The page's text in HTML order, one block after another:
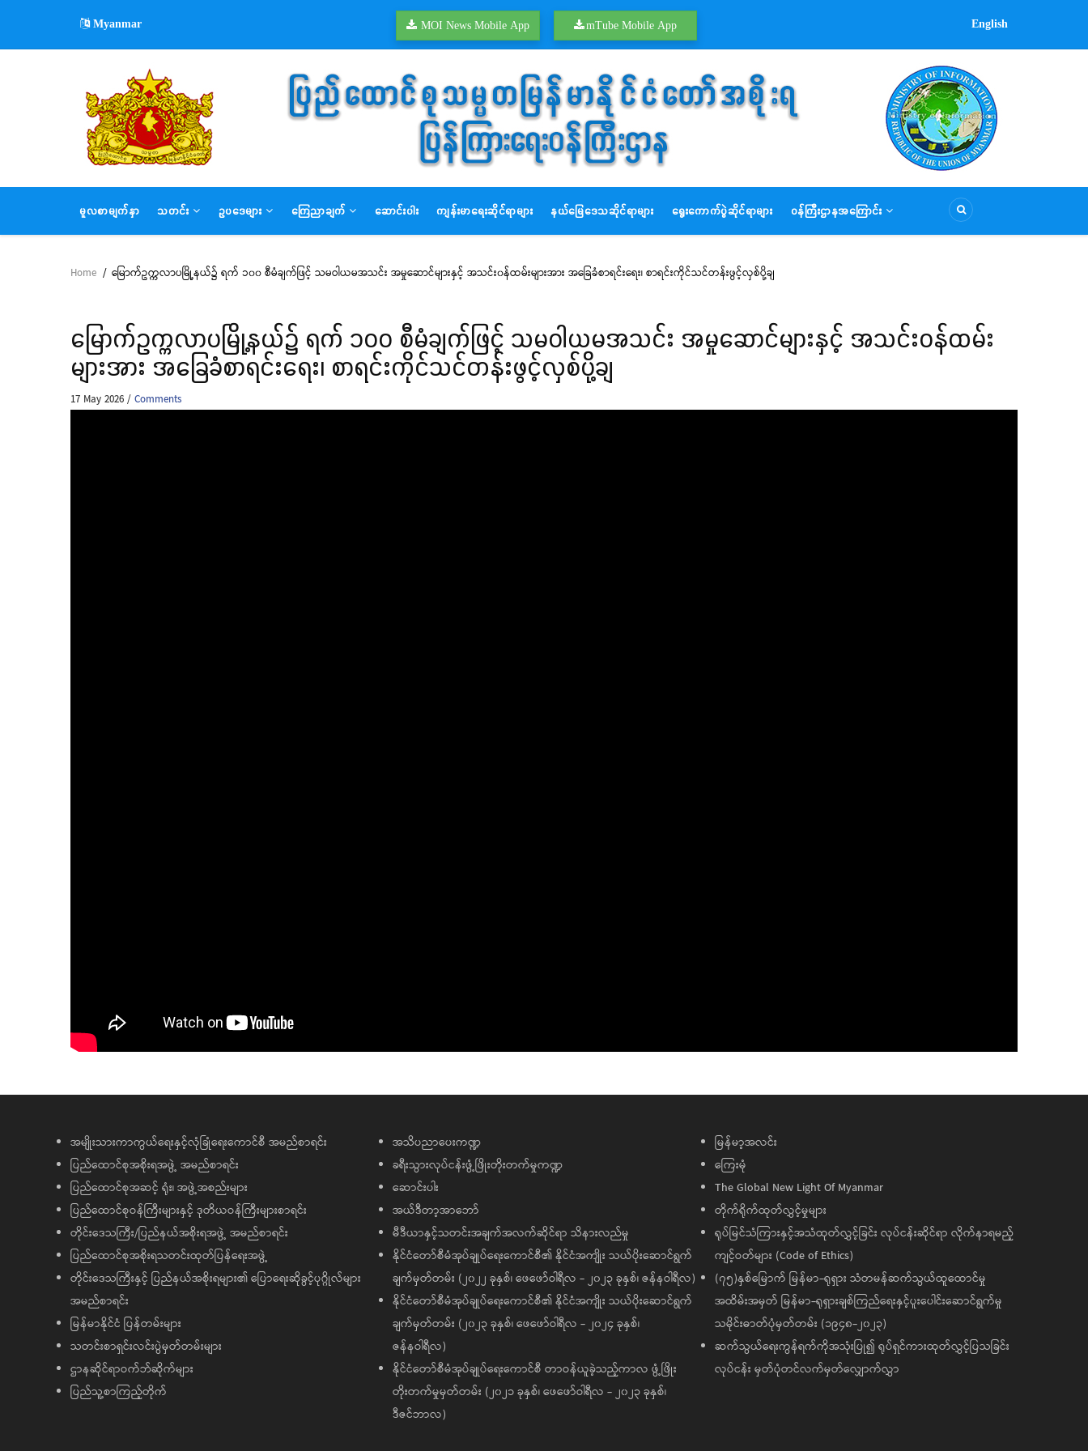
main
Myanmar MOI News Mobile App mTube Mobile App English
MAIN
NAVIGATION
မူလစာမျက်နှာ သတင်း ဥပဒေများ ကြေညာချက် ဆောင်းပါး ကျန်းမာရေးဆိုင်ရာများ နယ်မြေဒေသဆိုင်ရာများ ရွေးကောက်ပွဲဆိုင်ရာများ ဝန်ကြီးဌာနအကြောင်း
Breadcrumb
Home / မြောက်ဥက္ကလာပမြို့နယ်၌ ရက် ၁၀၀ စီမံချက်ဖြင့် သမဝါယမအသင်း အမှုဆောင်များနှင့် အသင်း၀န်ထမ်းများအား အခြေခံစာရင်းရေး၊ စာရင်းကိုင်သင်တန်းဖွင့်လှစ်ပို့ချ
မြောက်ဥက္ကလာပမြို့နယ်၌ ရက် ၁၀၀ စီမံချက်ဖြင့် သမဝါယမအသင်း အမှုဆောင်များနှင့် အသင်း၀န်ထမ်း
များအား အခြေခံစာရင်းရေး၊ စာရင်းကိုင်သင်တန်းဖွင့်လှစ်ပို့ချ
17 May 2026/Comments
အမျိုးသားကာကွယ်ရေးနှင့်လုံခြုံရေးကောင်စီ အမည်စာရင်း
ပြည်ထောင်စုအစိုးရအဖွဲ့ အမည်စာရင်း
ပြည်ထောင်စုအဆင့် ရုံး၊ အဖွဲ့အစည်းများ
ပြည်ထောင်စုဝန်ကြီးများနှင့် ဒုတိယဝန်ကြီးများစာရင်း
တိုင်းဒေသကြီး/ပြည်နယ်အစိုးရအဖွဲ့ အမည်စာရင်း
ပြည်ထောင်စုအစိုးရသတင်းထုတ်ပြန်ရေးအဖွဲ့
တိုင်းဒေသကြီးနှင့် ပြည်နယ်အစိုးရများ၏ ပြောရေးဆိုခွင့်ပုဂ္ဂိုလ်များ
အမည်စာရင်း
မြန်မာနိုင်ငံ ပြန်တမ်းများ
သတင်းစာရှင်းလင်းပွဲမှတ်တမ်းများ
ဌာနဆိုင်ရာဝက်ဘ်ဆိုက်များ
ပြည်သူ့စာကြည့်တိုက်
အသိပညာပေးကဏ္ဍ
ခရီးသွားလုပ်ငန်းဖွံ့ဖြိုးတိုးတက်မှုကဏ္ဍ
ဆောင်းပါး
အယ်ဒီတာ့အာဘော်
မီဒီယာနှင့်သတင်းအချက်အလက်ဆိုင်ရာ သိနားလည်မှု
နိုင်ငံတော်စီမံအုပ်ချုပ်ရေးကောင်စီ၏ နိုင်ငံအကျိုး သယ်ပိုးဆောင်ရွက်
ချက်မှတ်တမ်း (၂၀၂၂ ခုနှစ်၊ ဖေဖော်ဝါရီလ - ၂၀၂၃ ခုနှစ်၊ ဇန်နဝါရီလ)
နိုင်ငံတော်စီမံအုပ်ချုပ်ရေးကောင်စီ၏ နိုင်ငံအကျိုး သယ်ပိုးဆောင်ရွက်
ချက်မှတ်တမ်း (၂၀၂၃ ခုနှစ်၊ ဖေဖော်ဝါရီလ - ၂၀၂၄ ခုနှစ်၊
ဇန်နဝါရီလ)
နိုင်ငံတော်စီမံအုပ်ချုပ်ရေးကောင်စီ တာဝန်ယူခဲ့သည့်ကာလ ဖွံ့ဖြိုး
တိုးတက်မှုမှတ်တမ်း (၂၀၂၁ ခုနှစ်၊ ဖေဖော်ဝါရီလ - ၂၀၂၃ ခုနှစ်၊
ဒီဇင်ဘာလ)
မြန်မာ့အလင်း
ကြေးမုံ
The Global New Light Of Myanmar
တိုက်ရိုက်ထုတ်လွှင့်မှုများ
ရုပ်မြင်သံကြားနှင့်အသံထုတ်လွှင့်ခြင်း လုပ်ငန်းဆိုင်ရာ လိုက်နာရမည့်
ကျင့်ဝတ်များ (Code of Ethics)
(၇၅)နှစ်မြောက် မြန်မာ-ရုရှား သံတမန်ဆက်သွယ်ထူထောင်မှု
အထိမ်းအမှတ် မြန်မာ-ရုရှားချစ်ကြည်ရေးနှင့်ပူးပေါင်းဆောင်ရွက်မှု
သမိုင်းဓာတ်ပုံမှတ်တမ်း (၁၉၄၈-၂၀၂၃)
ဆက်သွယ်ရေးကွန်ရက်ကိုအသုံးပြု၍ ရုပ်ရှင်ကားထုတ်လွှင့်ပြသခြင်း
လုပ်ငန်း မှတ်ပုံတင်လက်မှတ်လျှောက်လွှာ